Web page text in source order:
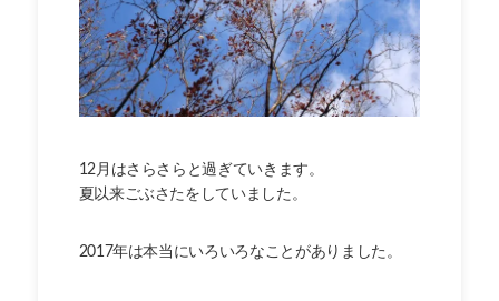
12月はさらさらと過ぎていきます。
夏以来ごぶさたをしていました。
2017年は本当にいろいろなことがありました。